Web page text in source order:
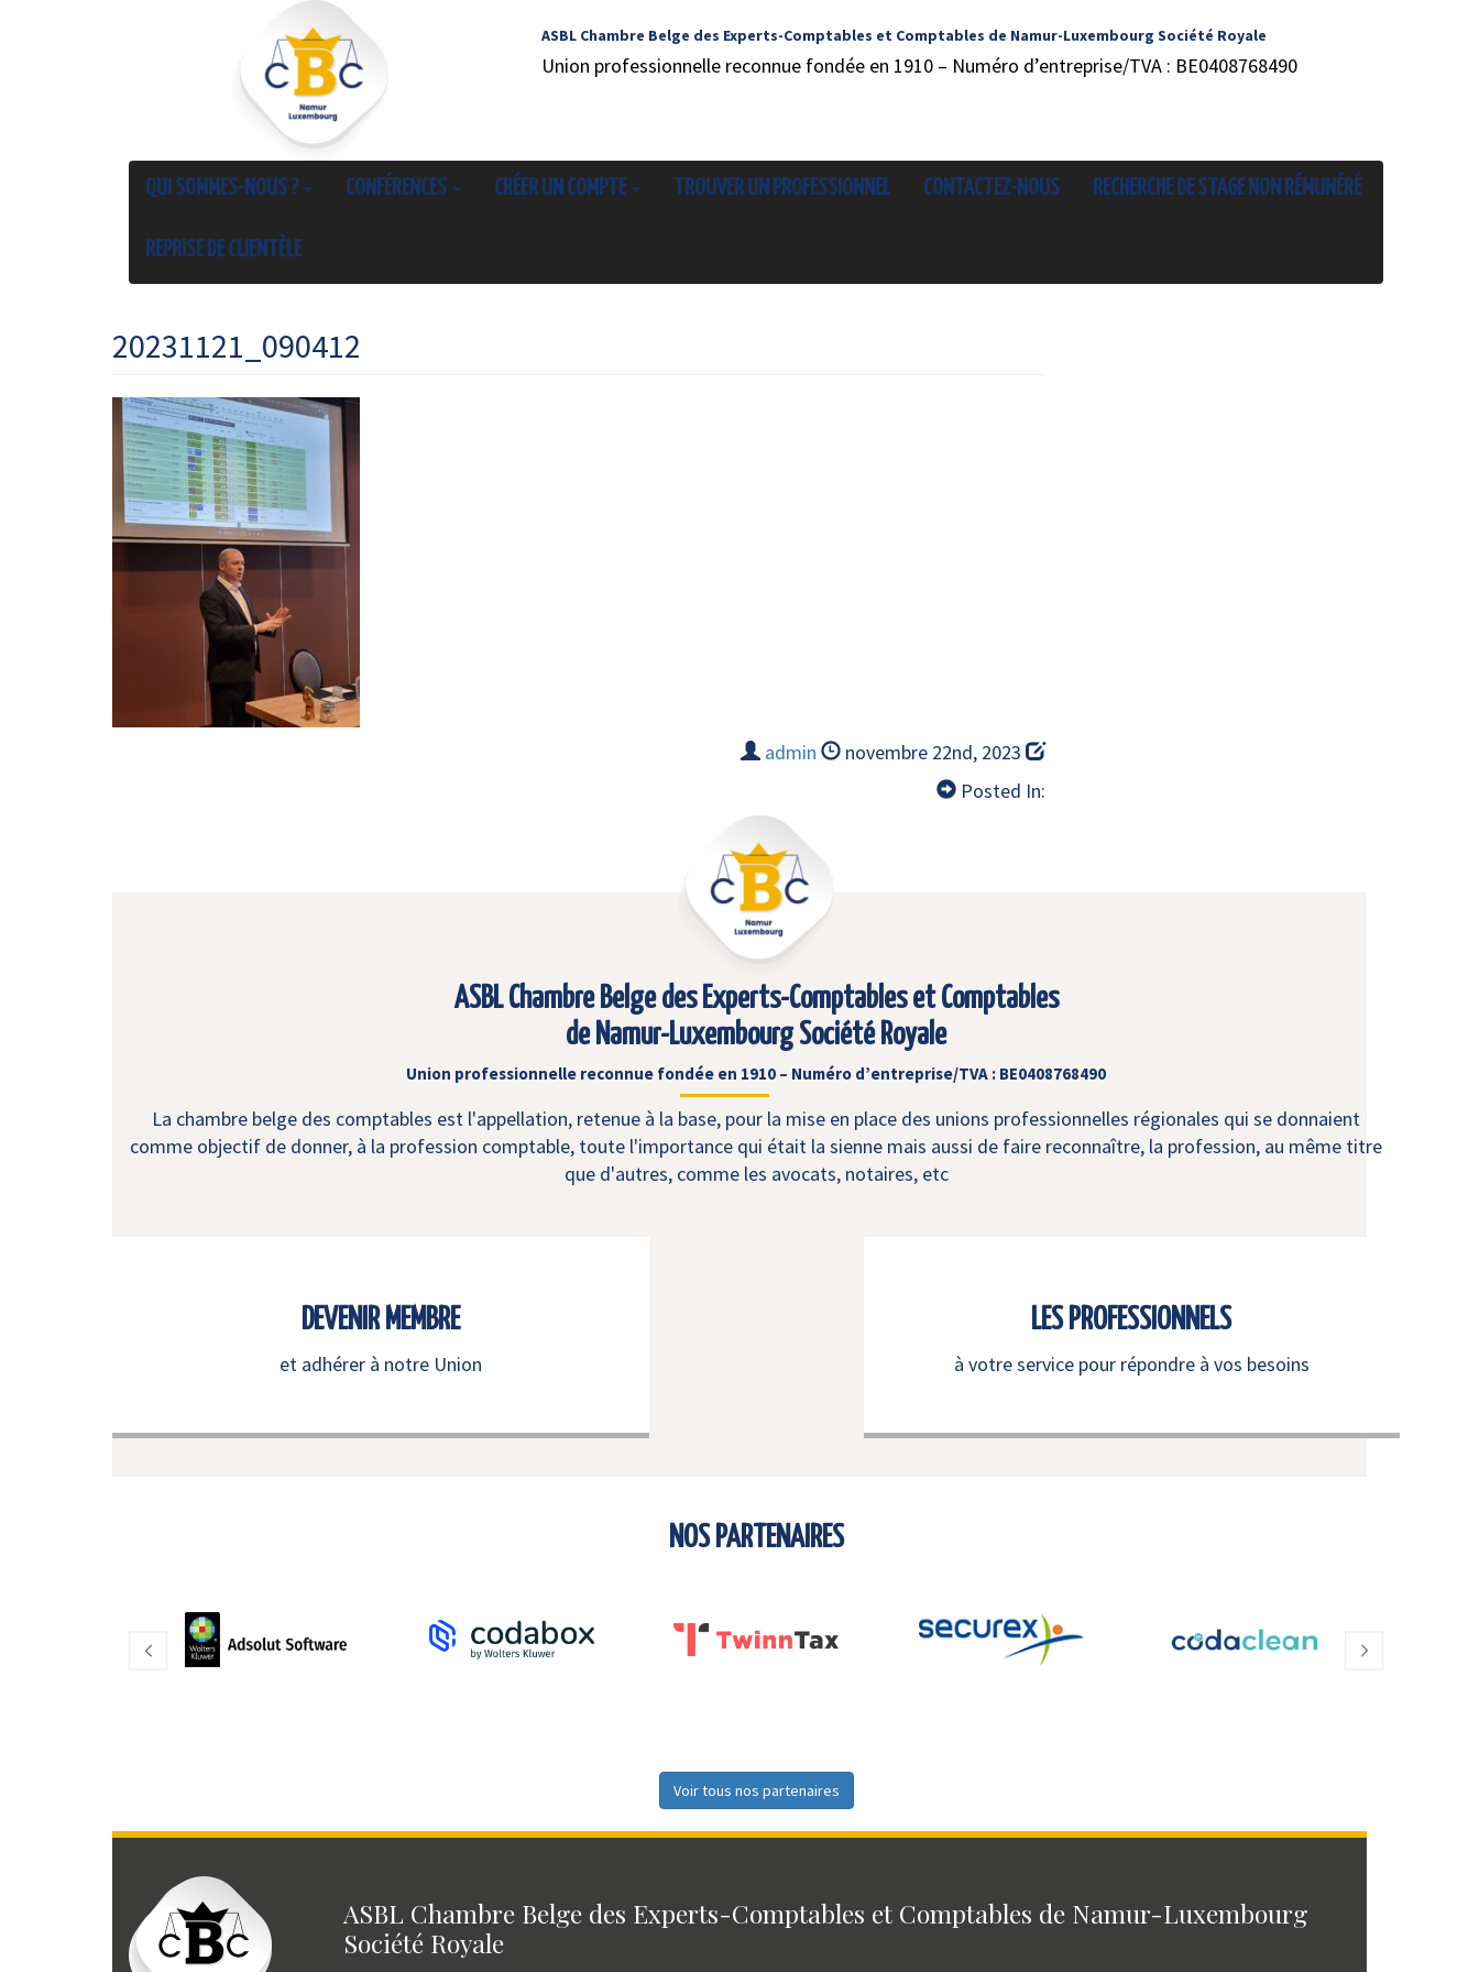
ASBL Chambre Belge des Experts-Comptables et Comptables de Namur-Luxembourg Société Royale
Union professionnelle reconnue fondée en 1910 – Numéro d’entreprise/TVA : BE0408768490
QUI SOMMES-NOUS ? CONFÉRENCES CRÉER UN COMPTE TROUVER UN PROFESSIONNEL CONTACTEZ-NOUS RECHERCHE DE STAGE NON RÉMUNÉRÉ
REPRISE DE CLIENTÈLE
20231121_090412
admin
novembre 22nd, 2023
Posted In:
ASBL Chambre Belge des Experts-Comptables et Comptables
de Namur-Luxembourg Société Royale
Union professionnelle reconnue fondée en 1910 – Numéro d’entreprise/TVA : BE0408768490
La chambre belge des comptables est l'appellation, retenue à la base, pour la mise en place des unions professionnelles régionales qui se donnaient
comme objectif de donner, à la profession comptable, toute l'importance qui était la sienne mais aussi de faire reconnaître, la profession, au même titre
que d'autres, comme les avocats, notaires, etc
DEVENIR MEMBRE
et adhérer à notre Union
LES PROFESSIONNELS
à votre service pour répondre à vos besoins
NOS PARTENAIRES
Voir tous nos partenaires
ASBL Chambre Belge des Experts-Comptables et Comptables de Namur-Luxembourg
Société Royale